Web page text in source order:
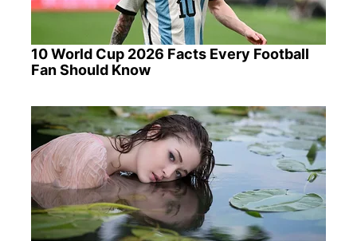
10 World Cup 2026 Facts Every Football
Fan Should Know